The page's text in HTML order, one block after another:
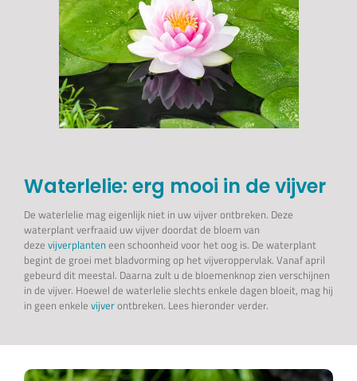
Contact
Onze showroom >>>
Waterlelie: erg mooi in de vijver
De waterlelie mag eigenlijk niet in uw vijver ontbreken. Deze
waterplant verfraaid uw vijver doordat de bloem van
deze vijverplanteneen schoonheid voor het oog is. De waterplant
begint de groei met bladvorming op het vijveroppervlak. Vanaf april
gebeurd dit meestal. Daarna zult u de bloemenknop zien verschijnen
in de vijver. Hoewel de waterlelie slechts enkele dagen bloeit, mag hij
in geen enkele vijverontbreken. Lees hieronder verder.